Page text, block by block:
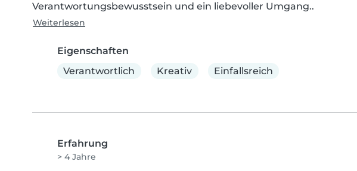
Verantwortungsbewusstsein und ein liebevoller Umgang..
Weiterlesen
Eigenschaften
Verantwortlich
Kreativ Einfallsreich
Erfahrung
> 4 Jahre